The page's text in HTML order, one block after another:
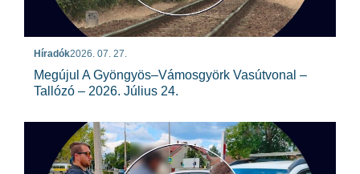
Híradók2026. 07. 27.
Megújul A Gyöngyös–Vámosgyörk Vasútvonal –
Tallózó – 2026. Július 24.